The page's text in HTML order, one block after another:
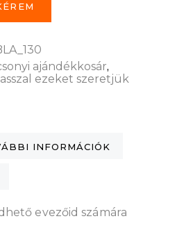
ajándékkosár,
ezeket szeretjük
INFORMÁCIÓK
evezőid számára